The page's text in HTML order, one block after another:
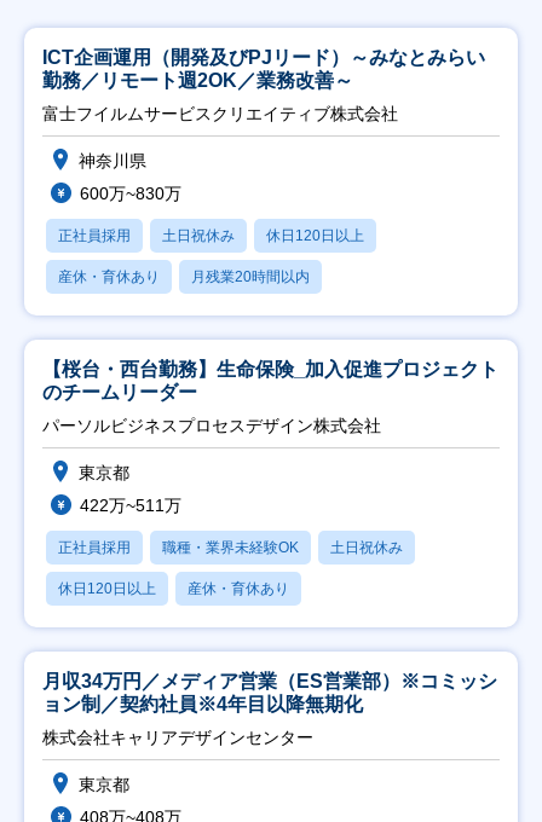
ICT企画運用（開発及びPJリード）～みなとみらい
勤務／リモート週2OK／業務改善～
富士フイルムサービスクリエイティブ株式会社
神奈川県
600万~830万
正社員採用 土日祝休み 休日120日以上
産休・育休あり 月残業20時間以内
【桜台・西台勤務】生命保険_加入促進プロジェクト
のチームリーダー
パーソルビジネスプロセスデザイン株式会社
東京都
422万~511万
正社員採用 職種・業界未経験OK 土日祝休み
休日120日以上 産休・育休あり
月収34万円／メディア営業（ES営業部）※コミッシ
ョン制／契約社員※4年目以降無期化
株式会社キャリアデザインセンター
東京都
408万~408万